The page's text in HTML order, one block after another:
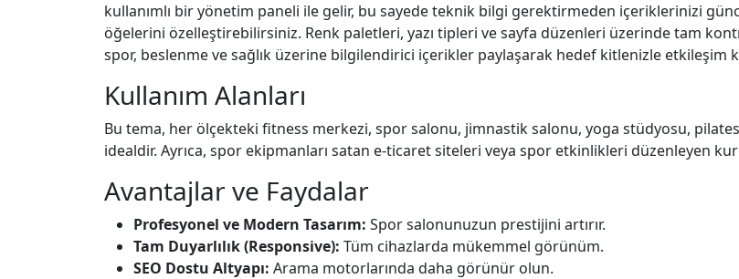
kullanımlı bir yönetim paneli ile gelir, bu sayede teknik bilgi gerektirmeden içeriklerinizi
öğelerini özelleştirebilirsiniz. Renk paletleri, yazı tipleri ve sayfa düzenleri üzerinde tam
spor, beslenme ve sağlık üzerine bilgilendirici içerikler paylaşarak hedef kitlenizle etkileşim
Kullanım Alanları
Bu tema, her ölçekteki fitness merkezi, spor salonu, jimnastik salonu, yoga stüdyosu,
idealdir. Ayrıca, spor ekipmanları satan e-ticaret siteleri veya spor etkinlikleri düzenleyen
Avantajlar ve Faydalar
Profesyonel ve Modern Tasarım: Spor salonunuzun prestijini artırır.
Tam Duyarlılık (Responsive): Tüm cihazlarda mükemmel görünüm.
SEO Dostu Altyapı: Arama motorlarında daha görünür olun.